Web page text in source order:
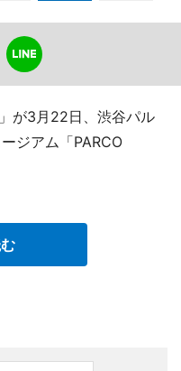
が3月22日、渋谷パル
ジアム「PARCO